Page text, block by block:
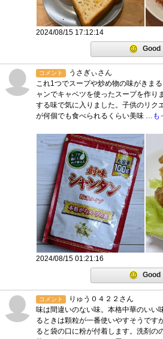
2024/08/15 17:12:14
Good
コメント
うさぎぃさん
これ1つでスープや炒め物の味がきま
ャンでキャベツを使ったスープを作り
する味で気に入りました。子供のリク
が何個でも食べられるくらい美味 …も
2024/08/15 01:21:16
Good
コメント
りゅう０４２２さん
味は間違いのない味。本格中華のいい
るときは顆粒が一番使いやすそうです
ると袋の口に粉が付着します。洗剤の